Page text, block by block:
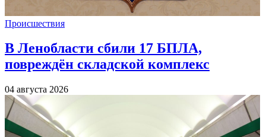
Происшествия
В Ленобласти сбили 17 БПЛА,
повреждён складской комплекс
04 августа 2026